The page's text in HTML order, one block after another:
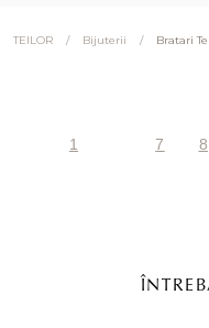
TEILOR / Bijuterii / Bratari
1 7 8